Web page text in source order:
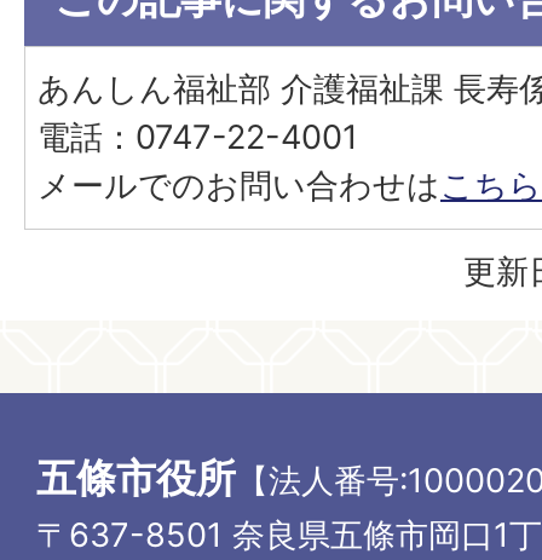
あんしん福祉部 介護福祉課 長寿
電話：0747-22-4001
メールでのお問い合わせはこちら
更新
五條市役所 【法人番号
〒637-8501 奈良県五條市岡口1